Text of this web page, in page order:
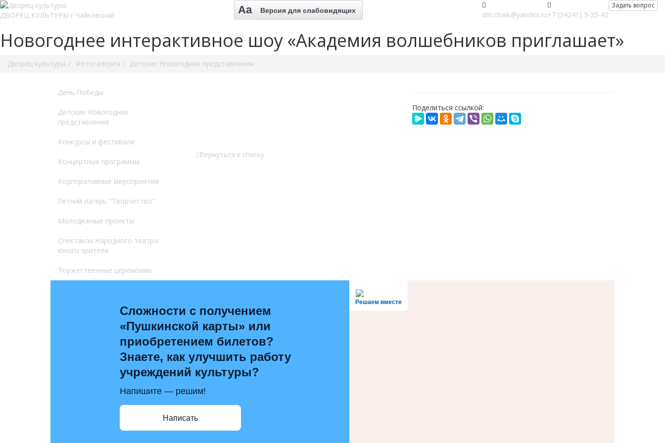
ДВОРЕЦ КУЛЬТУРЫ г.Чайковский Aa Версия для слабовидящих
Задать вопрос
+7 (34241) 3-35-42
dm.chaik@yandex.ru
Новогоднее интерактивное шоу «Академия волшебников приглашает»
Дворец культуры Фотогалерея Детские Новогодние представления
День Победы
Детские Новогодние
представления
Конкурсы и фестивали
Концертные программы
Корпоративные мероприятия
Летний лагерь "Творчество"
Молодежные проекты
Спектакли Народного театра
юного зрителя
Торжественные церемонии
Поделиться ссылкой:
Вернуться к списку
Решаем вместе
Сложности с получением
«Пушкинской карты» или
приобретением билетов?
Знаете, как улучшить работу
учреждений культуры?
Напишите — решим!
Написать